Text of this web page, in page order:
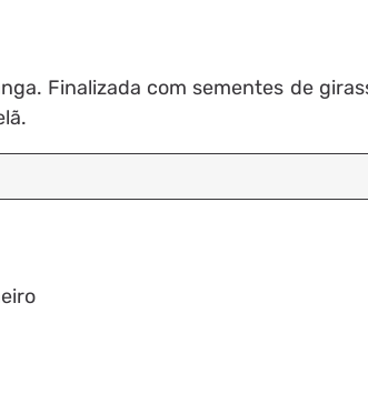
Finalizada com sementes de